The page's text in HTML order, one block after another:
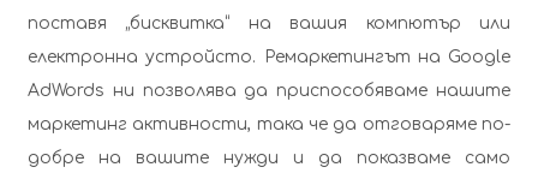
поставя „бисквитка“ на вашия компютър или
електронна устройсто. Ремаркетингът на Google
AdWords ни позволява да приспособяваме нашите
маркетинг активности, така че да отговаряме по-
добре на вашите нужди и да показваме само